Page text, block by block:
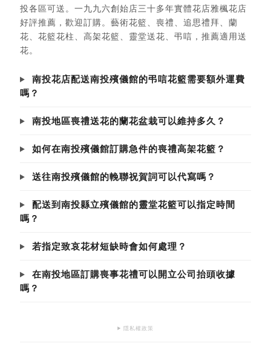
投各區可送。一九九六創始店三十多年實體花店雅楓花店
好評推薦，歡迎訂購。藝術花籃、喪禮、追思禮拜、蘭
花、花籃花柱、高架花籃、靈堂送花、弔唁，推薦適用送
花。
南投花店配送南投殯儀館的弔唁花籃需要額外運費
嗎？
南投地區喪禮送花的蘭花盆栽可以維持多久？
如何在南投殯儀館訂購急件的喪禮高架花籃？
送往南投殯儀館的輓聯祝賀詞可以代寫嗎？
配送到南投縣立殯儀館的靈堂花籃可以指定時間
嗎？
若指定致哀花材短缺時會如何處理？
在南投地區訂購喪事花禮可以開立公司抬頭收據
嗎？
隱私權政策